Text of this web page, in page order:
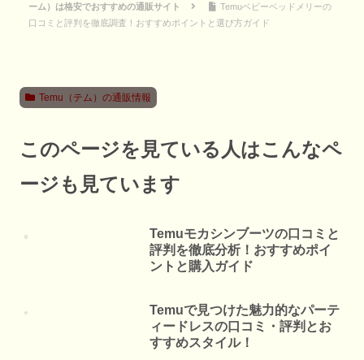
ーム）は格安でおすすめの通販サイト
Temuベビーベッドメリーの
口コミと評判を徹底調査！おすすめポイントと選び方ガイド
Temu（テム）の通販情報
このページを見ている人はこんなペ
ージも見ています
Temuモカシンブーツの口コミと
評判を徹底分析！おすすめポイ
ントと購入ガイド
Temuで見つけた魅力的なパーテ
ィードレスの口コミ・評判とお
すすめスタイル！